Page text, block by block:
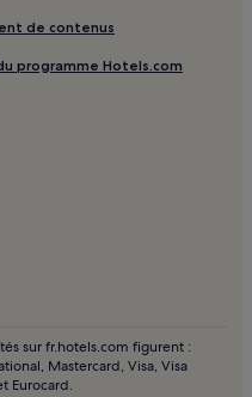
de contenus
programme Hotels.com
sur fr.hotels.com figurent :
Mastercard, Visa, Visa
Eurocard.